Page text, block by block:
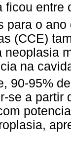
ficou
para o ano
(CCE)
neoplasia
na
90-95%
se a partir